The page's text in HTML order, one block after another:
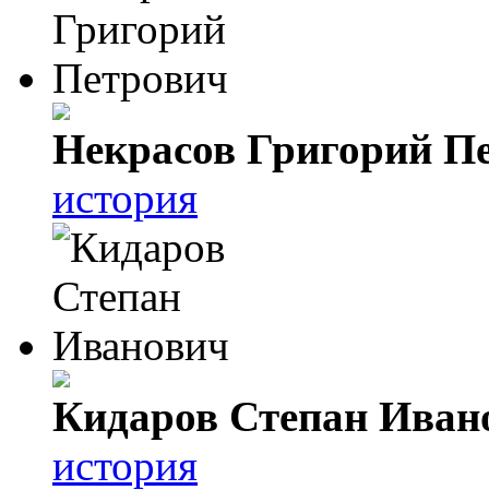
Некрасов Григорий
история
Кидаров Степан
история